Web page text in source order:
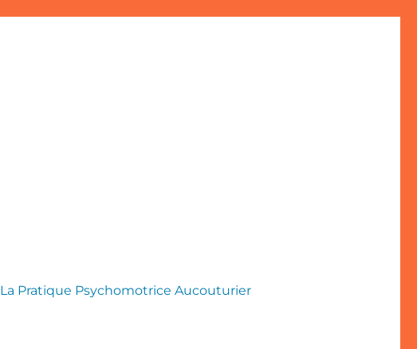
La Pratique Psychomotrice Aucouturier